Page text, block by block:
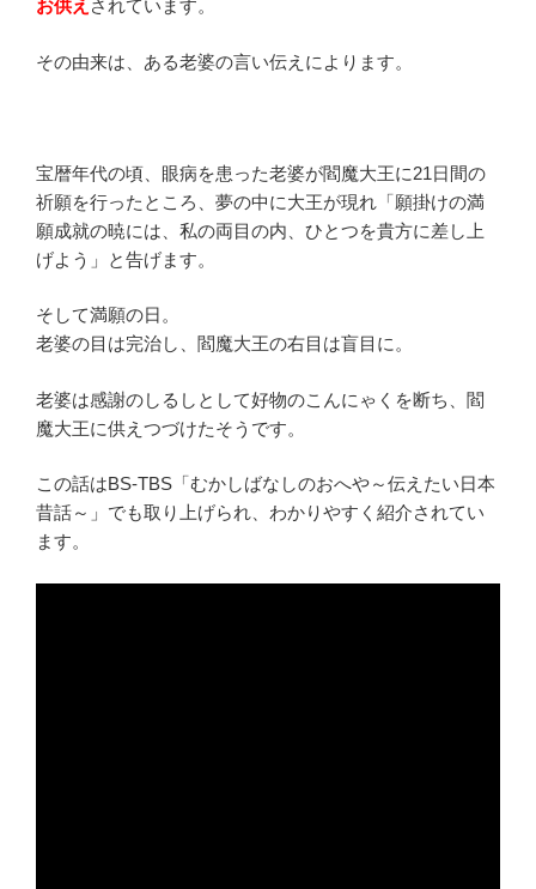
お供え されています。
その由来は、ある老婆の言い伝えによります。
宝暦年代の頃、眼病を患った老婆が閻魔大王に21日間の
祈願を行ったところ、夢の中に大王が現れ「願掛けの満
願成就の暁には、私の両目の内、ひとつを貴方に差し上
げよう」と告げます。
そして満願の日。
老婆の目は完治し、閻魔大王の右目は盲目に。
老婆は感謝のしるしとして好物のこんにゃくを断ち、閻
魔大王に供えつづけたそうです。
この話はBS-TBS「むかしばなしのおへや～伝えたい日本
昔話～」でも取り上げられ、わかりやすく紹介されてい
ます。